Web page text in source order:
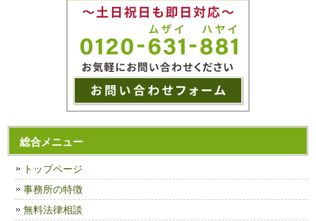
総合メニュー
トップページ
事務所の特徴
無料法律相談